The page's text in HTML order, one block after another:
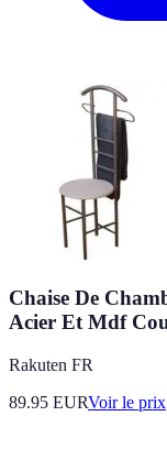
Chaise De
Acier Et Mdf
Rakuten FR
89.95 EURVoir le prix